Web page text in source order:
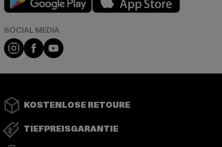
Instagram
FacebookYouTube
KOSTENLOSE RETOURE
TIEFPREISGARANTIE